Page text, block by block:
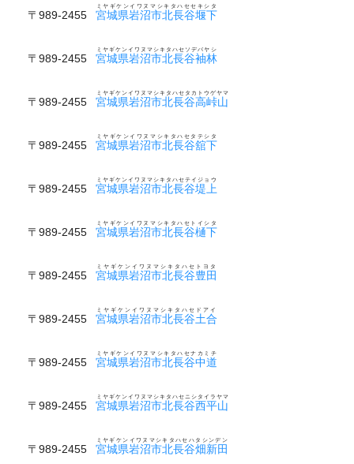
〒989-2455 宮城県岩沼市北長谷堰下
ミヤギケンイワヌマシキタハセセキシタ
〒989-2455 宮城県岩沼市北長谷袖林
ミヤギケンイワヌマシキタハセソデバヤシ
〒989-2455 宮城県岩沼市北長谷高峠山
ミヤギケンイワヌマシキタハセタカトウゲヤマ
〒989-2455 宮城県岩沼市北長谷舘下
ミヤギケンイワヌマシキタハセタテシタ
〒989-2455 宮城県岩沼市北長谷堤上
ミヤギケンイワヌマシキタハセテイジョウ
〒989-2455 宮城県岩沼市北長谷樋下
ミヤギケンイワヌマシキタハセトイシタ
〒989-2455 宮城県岩沼市北長谷豊田
ミヤギケンイワヌマシキタハセトヨタ
〒989-2455 宮城県岩沼市北長谷土合
ミヤギケンイワヌマシキタハセドアイ
〒989-2455 宮城県岩沼市北長谷中道
ミヤギケンイワヌマシキタハセナカミチ
〒989-2455 宮城県岩沼市北長谷西平山
ミヤギケンイワヌマシキタハセニシタイラヤマ
〒989-2455 宮城県岩沼市北長谷畑新田
ミヤギケンイワヌマシキタハセハタシンデン